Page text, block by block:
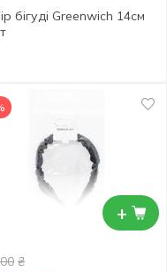
бігуді Greenwich 14см
+
₴